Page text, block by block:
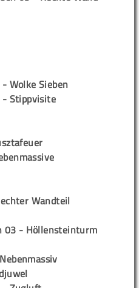
Wolke Sieben
- Stippvisite
Wandteil
03 - Höllensteinturm